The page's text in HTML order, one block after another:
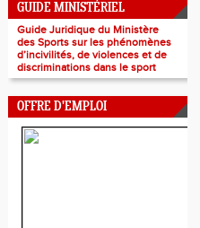
GUIDE MINISTÉRIEL
Guide Juridique du Ministère
des Sports sur les phénomènes
d’incivilités, de violences et de
discriminations dans le sport
OFFRE D'EMPLOI